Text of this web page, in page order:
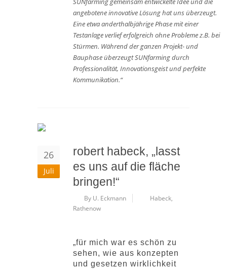
angebotene innovative Lösung hat uns überzeugt.
Eine etwa anderthalbjährige Phase mit einer
Testanlage verlief erfolgreich ohne Probleme z.B. bei
Stürmen. Während der ganzen Projekt- und
Bauphase überzeugt SUNfarming durch
Professionalität, Innovationsgeist und perfekte
Kommunikation.“
26
Juli
robert habeck, „lasst
es uns auf die fläche
bringen!“
By U. Eckmann Habeck,
Rathenow
„für mich war es schön zu
sehen, wie aus konzepten
und gesetzen wirklichkeit